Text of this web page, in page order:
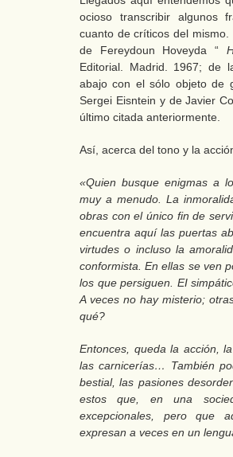
ocioso transcribir algunos
cuanto de críticos del
de Fereydoun Hoveyda “
Editorial. Madrid. 1967; de
abajo con el sólo objeto de
Sergei Eisntein y de Javier
último citada anteriormente.
Así, acerca del tono y la
«Quien busque enigmas a
muy a menudo. La
obras con el único fin de
encuentra aquí las puertas
virtudes o incluso la
conformista. En ellas se ven
los que persiguen. EI
A veces no hay misterio;
qué?
Entonces, queda la acción,
las carnicerías… También
bestial, las pasiones
estos que, en una
excepcionales, pero que
expresan a veces en un